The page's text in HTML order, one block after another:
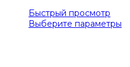
Быстрый просмотр
Выберите параметры